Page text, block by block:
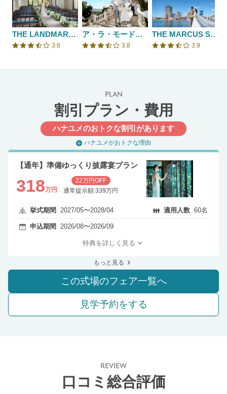
THE LANDMARK SQUARE OSAKA （ザ ランドマークスクエア オオサカ）
口コミ評価
3.8
ア・ラ・モードパレ＆ザ・リゾート
口コミ評価
3.8
THE MARCUS SQUARE KOBE(ザ マーカススクエア 神戸)
口コミ評価
3.9
PLAN
割引プラン・費用
ハナユメのおトクな割引があります
ハナユメがおトクな理由
【通年】準備ゆっくり披露宴プラン
318万円
22万円OFF
通常提示額:339万円
挙式期間 2027/05〜2028/04 適用人数 60名
申込期間 2026/08〜2026/09
特典を詳しく見る
もっと見る
この式場のフェア一覧へ
見学予約をする
REVIEW
口コミ総合評価